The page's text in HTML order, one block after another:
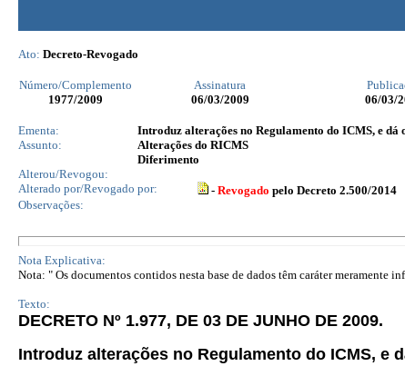
Ato: Decreto-Revogado
Número/Complemento Assinatura
1977/2009 06/03/2009 06/03/
Ementa:
Introduz alterações no Regulamento do ICMS, e dá
Assunto:
Alterações do RICMS
Diferimento
Alterou/Revogou:
Alterado por/Revogado por:
- Revogado pelo Decreto 2.500/2014
Observações:
Nota Explicativa:
Nota: " Os documentos contidos nesta base de dados têm caráter
Texto:
DECRETO Nº 1.977, DE 03 DE JUNHO DE 2009.
Introduz alterações no Regulamento do ICMS, e